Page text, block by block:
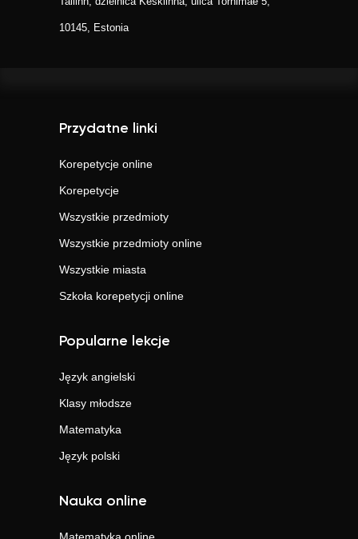
10145, Estonia
Przydatne linki
Korepetycje online
Korepetycje
Wszystkie przedmioty
Wszystkie przedmioty online
Wszystkie miasta
Szkoła korepetycji online
Popularne lekcje
Język angielski
Klasy młodsze
Matematyka
Język polski
Nauka online